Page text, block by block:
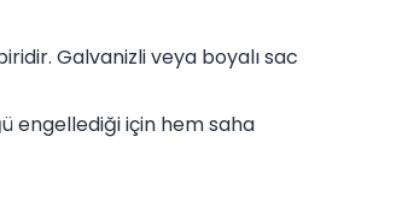
Galvanizli veya boyalı sac
engellediği için hem saha